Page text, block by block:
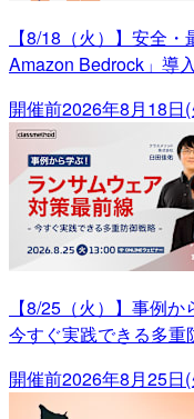
【8/18（火）】安全
Amazon Bedrock」導
開催前2026年8月18日
【8/25（火）】事例
今すぐ実践できる多重
開催前2026年8月25日